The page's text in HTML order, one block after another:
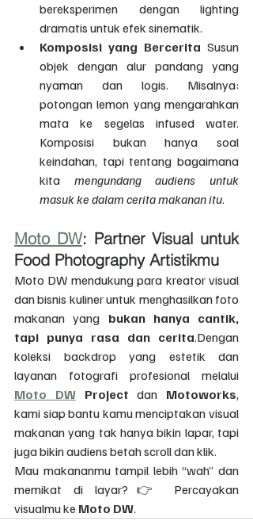
bereksperimen dengan lighting
dramatis untuk efek sinematik.
Komposisi yang Bercerita Susun
objek dengan alur pandang yang
nyaman dan logis. Misalnya:
potongan lemon yang mengarahkan
mata ke segelas infused water.
Komposisi bukan hanya soal
keindahan, tapi tentang bagaimana
kita mengundang audiens untuk
masuk ke dalam cerita makanan itu.
Moto DW: Partner Visual untuk
Food Photography Artistikmu
Moto DW mendukung para kreator visual
dan bisnis kuliner untuk menghasilkan foto
makanan yang bukan hanya cantik,
tapi punya rasa dan cerita.Dengan
koleksi backdrop yang estetik dan
Moto DW Project dan Motoworks,
kami siap bantu kamu menciptakan visual
makanan yang tak hanya bikin lapar, tapi
juga bikin audiens betah scroll dan klik.
Mau makananmu tampil lebih “wah” dan
memikat di layar?👉 Percayakan
visualmu ke Moto DW.